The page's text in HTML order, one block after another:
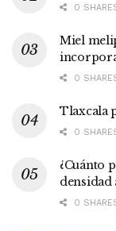
0
Miel
0
Tlaxcala
0
¿Cuánto
densidad
0